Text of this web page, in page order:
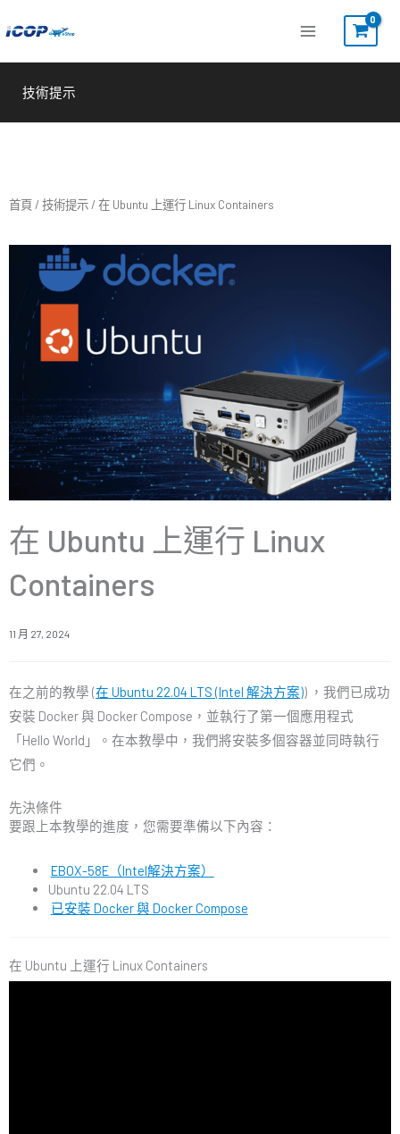
至
主
技術提示
首頁 /技術提示 / 在 Ubuntu 上運行 Linux Containers
在 Ubuntu 上運行 Linux
Containers
11 月 27, 2024
在之前的教學 (在 Ubuntu 22.04 LTS (Intel 解決方案)) ，我們已成功
安裝 Docker 與 Docker Compose，並執行了第一個應用程式
「Hello World」。在本教學中，我們將安裝多個容器並同時執行
它們。
先決條件
要跟上本教學的進度，您需要準備以下內容：
EBOX-58E（Intel解決方案）
Ubuntu 22.04 LTS
已安裝 Docker 與 Docker Compose
在 Ubuntu 上運行 Linux Containers